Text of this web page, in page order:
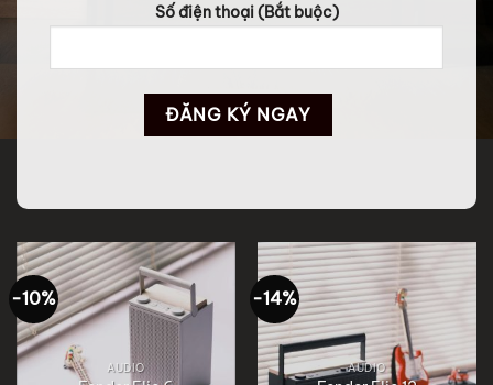
Số điện thoại (Bắt buộc)
-10%
AUDIO
-14%
AUDIO